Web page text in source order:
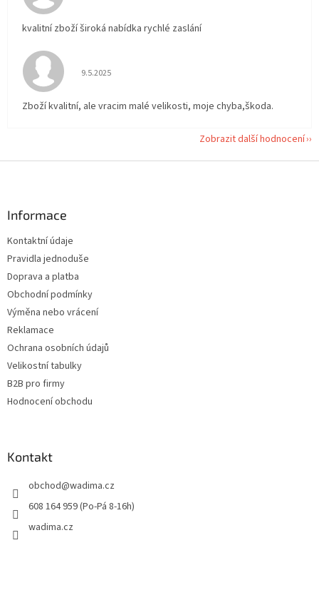
kvalitní zboží široká nabídka rychlé zaslání
Hodnocení obchodu je 5 z 5 hvězdiček.
9.5.2025
Zboží kvalitní, ale vracim malé velikosti, moje chyba,škoda.
Zobrazit další hodnocení
Informace
Kontaktní údaje
Pravidla jednoduše
Doprava a platba
Obchodní podmínky
Výměna nebo vrácení
Reklamace
Ochrana osobních údajů
Velikostní tabulky
B2B pro firmy
Hodnocení obchodu
Kontakt
obchod@wadima.cz
608 164 959 (Po-Pá 8-16h)
wadima.cz